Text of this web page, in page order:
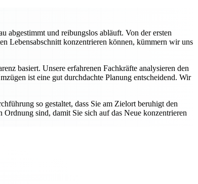
abgestimmt und reibungslos abläuft. Von der ersten
Lebensabschnitt konzentrieren können, kümmern wir uns
basiert. Unsere erfahrenen Fachkräfte analysieren den
ist eine gut durchdachte Planung entscheidend. Wir
so gestaltet, dass Sie am Zielort beruhigt den
sind, damit Sie sich auf das Neue konzentrieren